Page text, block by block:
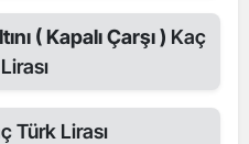
( Kapalı Çarşı ) Kaç
Türk Lirası